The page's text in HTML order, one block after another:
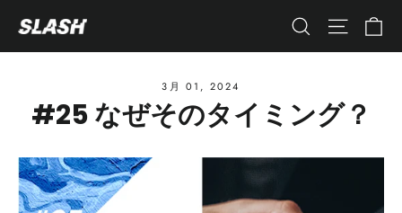
検索 ナビ
3月 01, 2024
#25 なぜそのタイミング？